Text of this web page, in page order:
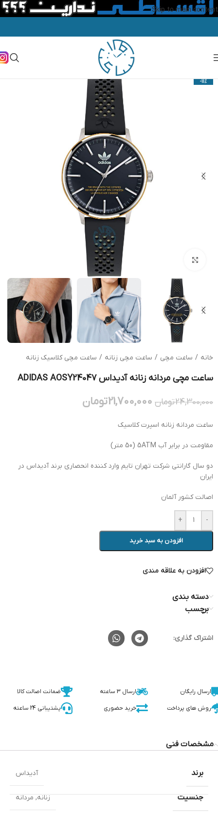
Skip to main content
-11%
خانه / ساعت مچی / ساعت مچی زنانه / ساعت مچی کلاسیک زنانه
ساعت مچی مردانه زنانه آدیداس ADIDAS AOSY24047
24,300,000تومان 21,700,000تومان
ساعت مردانه زنانه اسپرت کلاسیک
مقاومت در برابر آب 5ATM (50 متر)
دو سال گارانتی شرکت تهران تایم وارد کننده انحصاری برند آدیداس در
ایران
اصالت کشور آلمان
-
+
افزودن به سبد خرید
افزودن به علاقه مندی
دسته بندی
برچسب
اشتراک گذاری:
ارسال رایگان ارسال 3 ساعته ضمانت اصالت کالا
روش های پرداخت خرید حضوری پشتیبانی 24 ساعته
مشخصات فنی
جنسیت زنانه,مردانه
برند آدیداس